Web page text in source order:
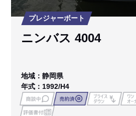
プレジャーボート
ニンバス 4004
地域：静岡県
年式：1992/H4